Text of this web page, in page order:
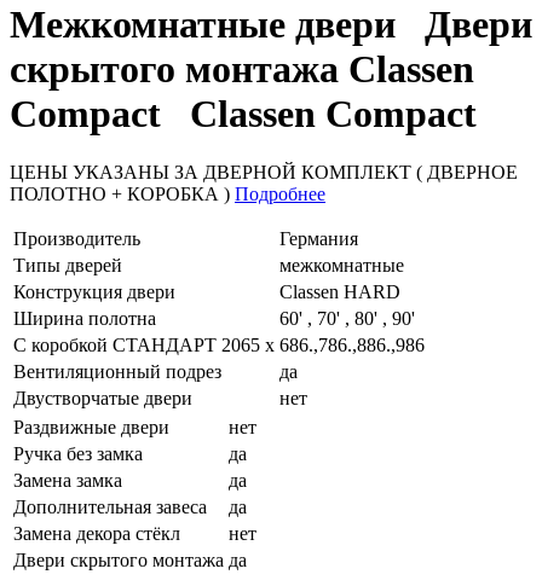
Межкомнатные двери
Двери
скрытого монтажа Classen
Compact
Classen Compact
ЦЕНЫ УКАЗАНЫ ЗА ДВЕРНОЙ КОМПЛЕКТ ( ДВЕРНОЕ
ПОЛОТНО + КОРОБКА ) Подробнее
Производитель
Германия
Типы дверей
межкомнатные
Конструкция двери
Classen HARD
Ширина полотна
60' , 70' , 80' , 90'
С коробкой СТАНДАРТ 2065 x 686.,786.,886.,986
Вентиляционный подрез
да
Двустворчатые двери
нет
Раздвижные двери
нет
Ручка без замка
да
Замена замка
да
Дополнительная завеса
да
Замена декора стёкл
нет
Двери скрытого монтажа да